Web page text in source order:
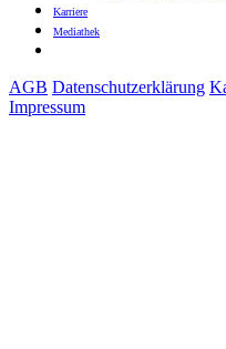
Karriere
Mediathek
AGB Datenschutzerklärung
Impressum